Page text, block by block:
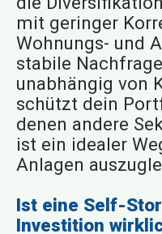
mit geringer
Wohnungs- und
stabile
unabhängig von
schützt dein
denen andere
ist ein idealer
Anlagen
Ist eine Self-
Investition